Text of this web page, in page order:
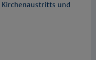
Kirchenaustritts und